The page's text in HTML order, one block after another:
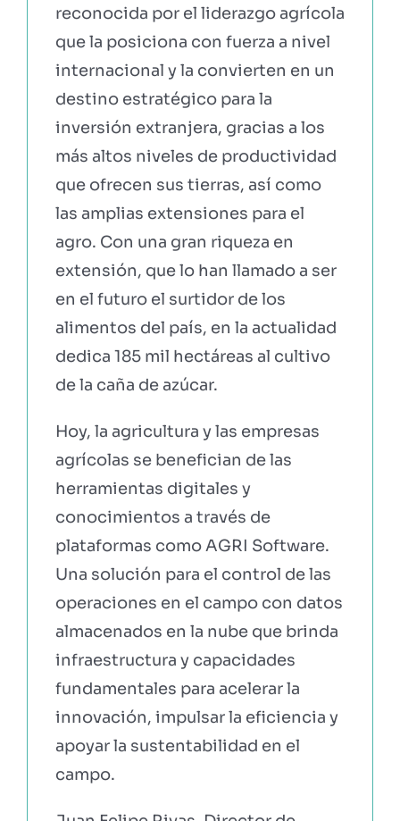
reconocida por el liderazgo agrícola
que la posiciona con fuerza a nivel
internacional y la convierten en un
destino estratégico para la
inversión extranjera, gracias a los
más altos niveles de productividad
que ofrecen sus tierras, así como
las amplias extensiones para el
agro. Con una gran riqueza en
extensión, que lo han llamado a ser
en el futuro el surtidor de los
alimentos del país, en la actualidad
dedica 185 mil hectáreas al cultivo
de la caña de azúcar.
Hoy, la agricultura y las empresas
agrícolas se benefician de las
herramientas digitales y
conocimientos a través de
plataformas como AGRI Software.
Una solución para el control de las
operaciones en el campo con datos
almacenados en la nube que brinda
infraestructura y capacidades
fundamentales para acelerar la
innovación, impulsar la eficiencia y
apoyar la sustentabilidad en el
campo.